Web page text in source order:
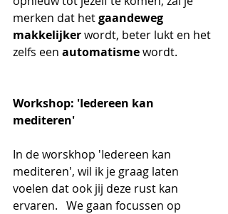
merken dat het gaandeweg
makkelijker wordt, beter lukt en het
zelfs een automatisme wordt.
Workshop: 'Iedereen kan
mediteren'
In de worskhop 'Iedereen kan
mediteren', wil ik je graag laten
voelen dat ook jij deze rust kan
ervaren.   We gaan focussen op